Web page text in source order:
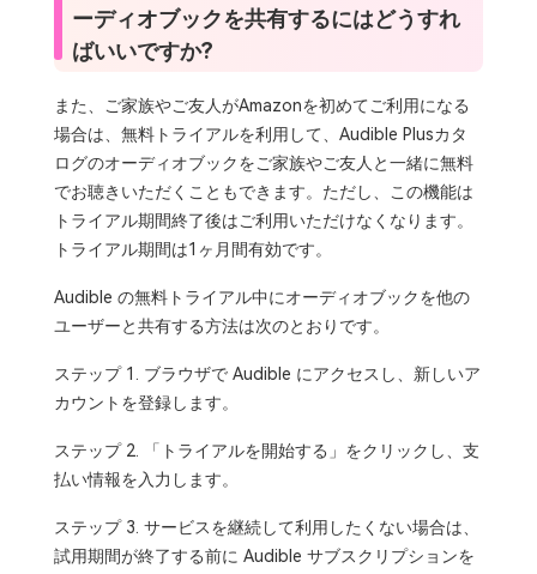
ーディオブックを共有するにはどうすれ
ばいいですか?
また、ご家族やご友人がAmazonを初めてご利用になる
場合は、無料トライアルを利用して、Audible Plusカタ
ログのオーディオブックをご家族やご友人と一緒に無料
でお聴きいただくこともできます。ただし、この機能は
トライアル期間終了後はご利用いただけなくなります。
トライアル期間は1ヶ月間有効です。
Audible の無料トライアル中にオーディオブックを他の
ユーザーと共有する方法は次のとおりです。
ステップ 1. ブラウザで Audible にアクセスし、新しいア
カウントを登録します。
ステップ 2. 「トライアルを開始する」をクリックし、支
払い情報を入力します。
ステップ 3. サービスを継続して利用したくない場合は、
試用期間が終了する前に Audible サブスクリプションを